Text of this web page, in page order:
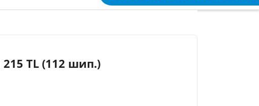
215 TL (112 шип.)